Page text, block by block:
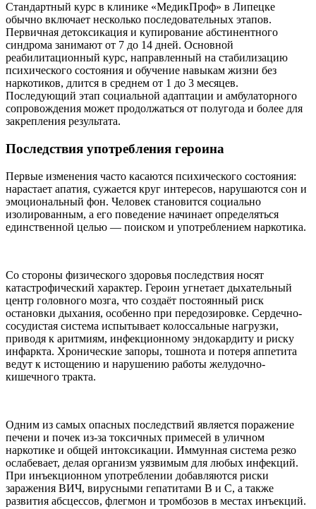
Стандартный курс в клинике «МедикПроф» в Липецке
обычно включает несколько последовательных этапов.
Первичная детоксикация и купирование абстинентного
синдрома занимают от 7 до 14 дней. Основной
реабилитационный курс, направленный на стабилизацию
психического состояния и обучение навыкам жизни без
наркотиков, длится в среднем от 1 до 3 месяцев.
Последующий этап социальной адаптации и амбулаторного
сопровождения может продолжаться от полугода и более для
закрепления результата.
Последствия употребления героина
Первые изменения часто касаются психического состояния:
нарастает апатия, сужается круг интересов, нарушаются сон и
эмоциональный фон. Человек становится социально
изолированным, а его поведение начинает определяться
единственной целью — поиском и употреблением наркотика.
Со стороны физического здоровья последствия носят
катастрофический характер. Героин угнетает дыхательный
центр головного мозга, что создаёт постоянный риск
остановки дыхания, особенно при передозировке. Сердечно-
сосудистая система испытывает колоссальные нагрузки,
приводя к аритмиям, инфекционному эндокардиту и риску
инфаркта. Хронические запоры, тошнота и потеря аппетита
ведут к истощению и нарушению работы желудочно-
кишечного тракта.
Одним из самых опасных последствий является поражение
печени и почек из-за токсичных примесей в уличном
наркотике и общей интоксикации. Иммунная система резко
ослабевает, делая организм уязвимым для любых инфекций.
При инъекционном употреблении добавляются риски
заражения ВИЧ, вирусными гепатитами B и C, а также
развития абсцессов, флегмон и тромбозов в местах инъекций.